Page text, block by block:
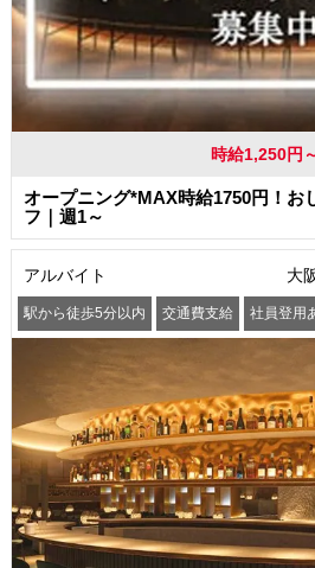
時給1,250円
オープニング*MAX時給1750円！お
フ｜週1～
アルバイト 大
駅から徒歩5分以内 交通費支給 社員登用